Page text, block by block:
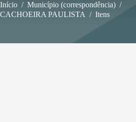
Início / Município (correspondência) /
CACHOEIRA PAULISTA / Itens